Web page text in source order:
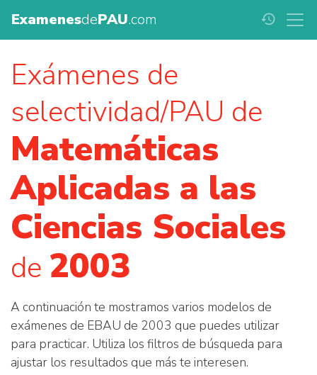
ExamenesdePAU.com history
Exámenes de
selectividad/PAU de
Matemáticas
Aplicadas a las
Ciencias Sociales
de 2003
A continuación te mostramos varios modelos de
exámenes de EBAU de 2003 que puedes utilizar
para practicar. Utiliza los filtros de búsqueda para
ajustar los resultados que más te interesen.